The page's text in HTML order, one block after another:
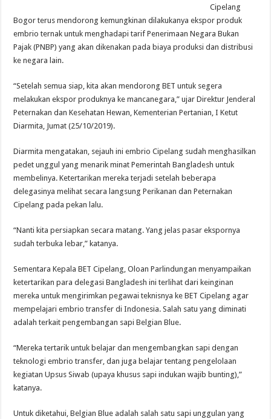
Cipelang
Bogor terus mendorong kemungkinan dilakukanya ekspor produk
embrio ternak untuk menghadapi tarif Penerimaan Negara Bukan
Pajak (PNBP) yang akan dikenakan pada biaya produksi dan distribusi
ke negara lain.
“Setelah semua siap, kita akan mendorong BET untuk segera
melakukan ekspor produknya ke mancanegara,” ujar Direktur Jenderal
Peternakan dan Kesehatan Hewan, Kementerian Pertanian, I Ketut
Diarmita, Jumat (25/10/2019).
Diarmita mengatakan, sejauh ini embrio Cipelang sudah menghasilkan
pedet unggul yang menarik minat Pemerintah Bangladesh untuk
membelinya. Ketertarikan mereka terjadi setelah beberapa
delegasinya melihat secara langsung Perikanan dan Peternakan
Cipelang pada pekan lalu.
“Nanti kita persiapkan secara matang. Yang jelas pasar ekspornya
sudah terbuka lebar,” katanya.
Sementara Kepala BET Cipelang, Oloan Parlindungan menyampaikan
ketertarikan para delegasi Bangladesh ini terlihat dari keinginan
mereka untuk mengirimkan pegawai teknisnya ke BET Cipelang agar
mempelajari embrio transfer di Indonesia. Salah satu yang diminati
adalah terkait pengembangan sapi Belgian Blue.
“Mereka tertarik untuk belajar dan mengembangkan sapi dengan
teknologi embrio transfer, dan juga belajar tentang pengelolaan
kegiatan Upsus Siwab (upaya khusus sapi indukan wajib bunting),”
katanya.
Untuk diketahui, Belgian Blue adalah salah satu sapi unggulan yang